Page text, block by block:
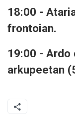
18:00 -
frontoian.
19:00 -
arkupeetan